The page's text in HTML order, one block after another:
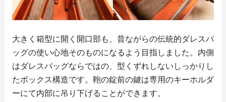
大きく箱型に開く開口部も、昔ながらの伝統的ダレスバ
ッグの使い心地そのものになるよう目指しました。内側
はダレスバッグならではの、型くずれしないしっかりし
たボックス構造です。鞄の錠前の鍵は専用のキーホルダ
ーにて内部に吊り下げることができます。